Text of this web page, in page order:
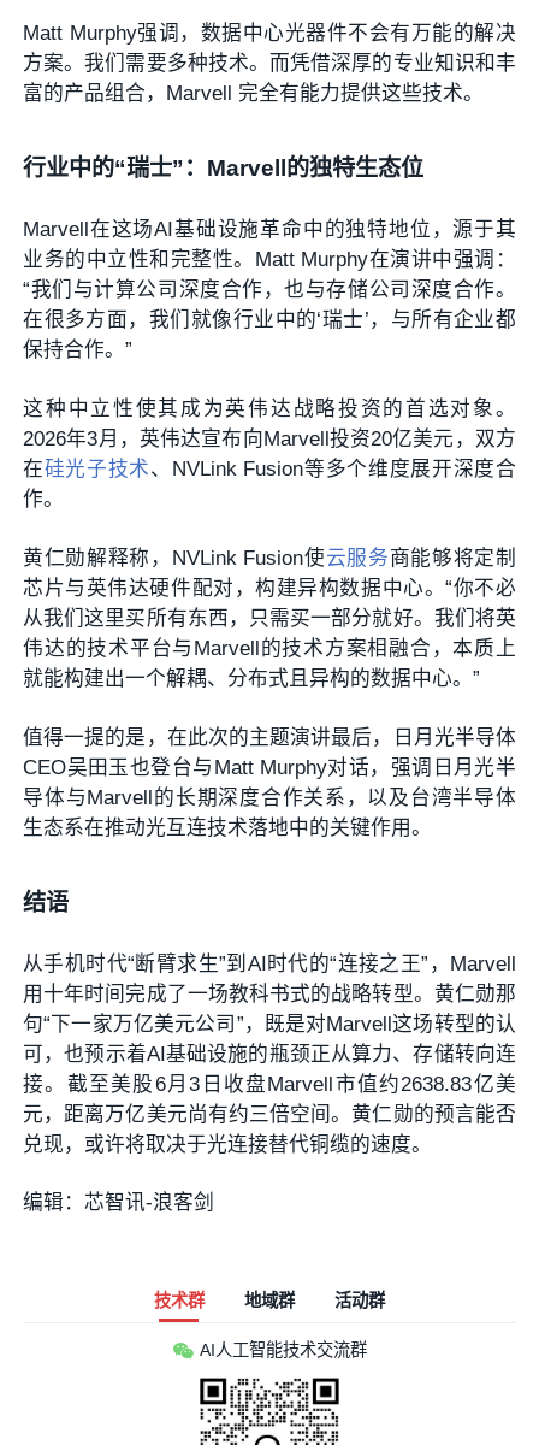
Matt Murphy强调， 数据中心光器件不会有万能的解决
方案。我们需要多种技术。而凭借深厚的专业知识和丰
富的产品组合，Marvell 完全有能力提供这些技术。
行业中的“瑞士”：Marvell的独特生态位
Marvell在这场AI基础设施革命中的独特地位，源于其
业务的中立性和完整性。
Matt Murphy在演讲中强调：
“我们与计算公司深度合作，也与存储公司深度合作。
在很多方面，我们就像行业中的‘瑞士’，与所有企业都
保持合作。”
这种中立性使其成为英伟达战略投资的首选对象。
2026年3月，英伟达宣布向Marvell投资20亿美元，双方
在硅光子技术、NVLink Fusion等多个维度展开深度合
作。
黄仁勋解释称，NVLink Fusion使云服务商能够将定制
芯片与英伟达硬件配对，构建异构数据中心。“你不必
从我们这里买所有东西，只需买一部分就好。我们将英
伟达的技术平台与Marvell的技术方案相融合，本质上
就能构建出一个解耦、分布式且异构的数据中心。”
值得一提的是，在此次的主题演讲最后，日月光半导体
CEO吴田玉也登台与Matt Murphy对话，强调日月光半
导体与Marvell的长期深度合作关系，以及台湾半导体
生态系在推动光互连技术落地中的关键作用。
结语
从手机时代“断臂求生”到AI时代的“连接之王”，Marvell
用十年时间完成了一场教科书式的战略转型。黄仁勋那
句“下一家万亿美元公司”，既是对Marvell这场转型的认
可，也预示着AI基础设施的瓶颈正从算力、存储转向连
接。截至美股6月3日收盘Marvell市值约2638.83亿美
元，距离万亿美元尚有约三倍空间。黄仁勋的预言能否
兑现，或许将取决于光连接替代铜缆的速度。
编辑：芯智讯-浪客剑
技术群 地域群 活动群
AI人工智能技术交流群